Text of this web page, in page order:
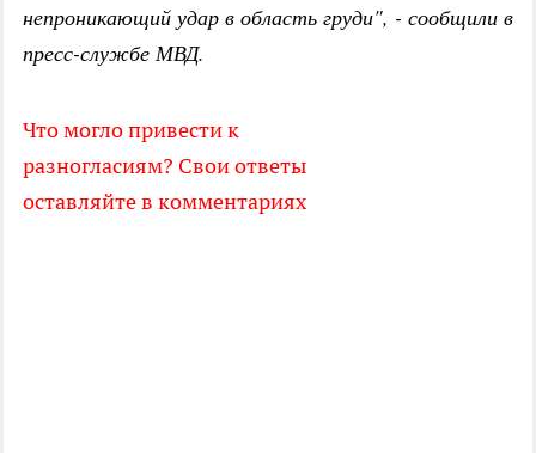
непроникающий удар в область груди", - сообщили в
пресс-службе МВД.
Что могло привести к
разногласиям? Свои ответы
оставляйте в комментариях